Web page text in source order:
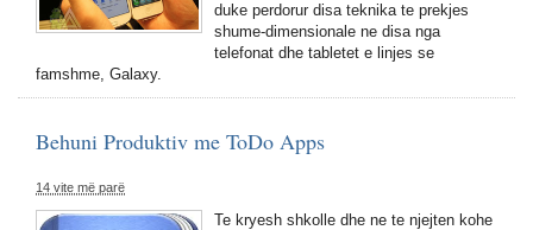
duke perdorur disa teknika te prekjes
shume-dimensionale ne disa nga
telefonat dhe tabletet e linjes se
famshme, Galaxy.
Behuni Produktiv me ToDo Apps
14 vite më parë
Te kryesh shkolle dhe ne te njejten kohe